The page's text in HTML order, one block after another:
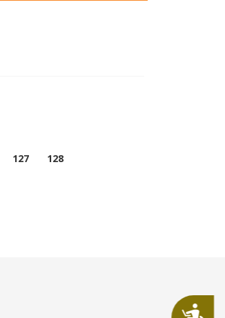
Dostępność
127
128